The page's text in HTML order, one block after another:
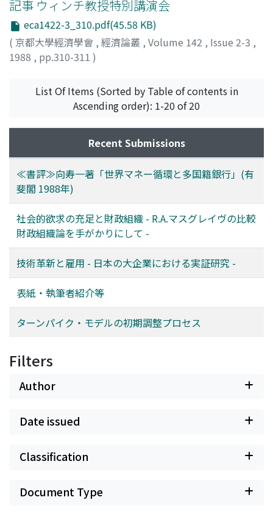
記事 ウィンチ教授特別講演会
eca1422-3_310.pdf(45.58 KB)
( 京都大學經濟學會 , 經濟論叢 , Volume 142 , Issue 2-3 ,
1988 , pp.310-311 )
List Of Items (Sorted by Table of contents in
Ascending order): 1-20 of 20
Recent Submissions
≪書評≫向寿一著「世界マネー循環と多国籍銀行」(有
斐閣 1988年)
社会的欲求の充足と財政組織 - R.A.マスグレイヴの比較
財政組織論を手がかりにして -
技術革新と雇用 - 日本の大企業における実証研究 -
表紙・執筆者紹介等
ターンパイク・モデルの初期調整プロセス
Filters
Author
Date issued
Classification
Document Type